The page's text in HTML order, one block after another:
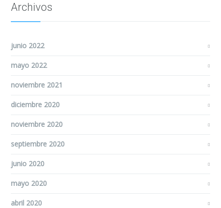
Archivos
junio 2022
mayo 2022
noviembre 2021
diciembre 2020
noviembre 2020
septiembre 2020
junio 2020
mayo 2020
abril 2020